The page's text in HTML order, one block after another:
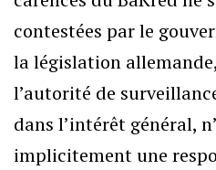
contestées par le
la législation
l’autorité de
dans l’intérêt général,
implicitement une